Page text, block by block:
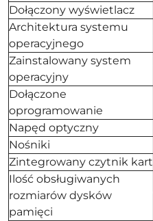
Dołączony wyświetlacz
Architektura systemu
operacyjnego
Zainstalowany system
operacyjny
Dołączone
oprogramowanie
Napęd optyczny
Nośniki
Zintegrowany czytnik kart
Ilość obsługiwanych
rozmiarów dysków
pamięci